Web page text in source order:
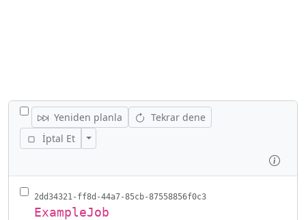
TÜM IŞLERI GIZLE/GÖSTER
Yeniden planla
Tekrar dene
İptal Et
İşlemleri Gizle/Göster
2dd34321-ff8d-44a7-85cb-87558856f0c3
ExampleJob